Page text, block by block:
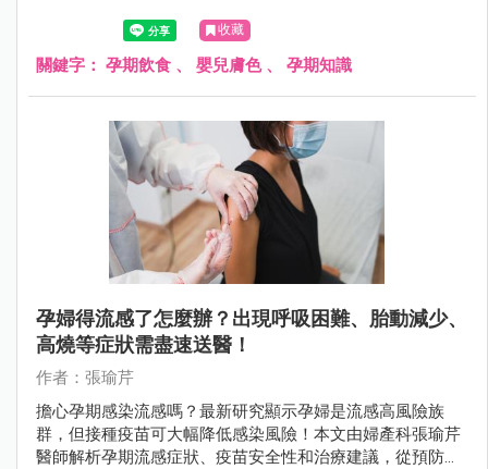
收藏
關鍵字： 孕期飲食 、 嬰兒膚色、 孕期知識
孕婦得流感了怎麼辦？出現呼吸困難、胎動減少、
高燒等症狀需盡速送醫！
作者：張瑜芹
擔心孕期感染流感嗎？最新研究顯示孕婦是流感高風險族
群，但接種疫苗可大幅降低感染風險！本文由婦產科張瑜芹
醫師解析孕期流感症狀、疫苗安全性和治療建議，從預防、